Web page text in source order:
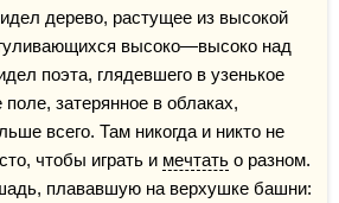
дерево, растущее из высокой
высоко—высоко над
поэта, глядевшего в узенькое
затерянное в облаках,
всего. Там никогда и никто не
чтобы играть и мечтать о разном.
плававшую на верхушке башни: